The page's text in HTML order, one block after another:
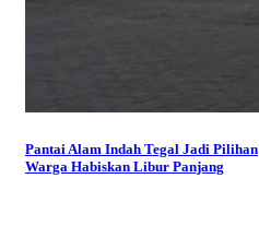
Pantai Alam Indah Tegal Jadi Pilihan
Warga Habiskan Libur Panjang